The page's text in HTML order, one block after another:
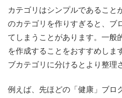
カテゴリはシンプルであること
のカテゴリを作りすぎると、ブ
てしまうことがあります。一般
を作成することをおすすめしま
ブカテゴリに分けるとより整理
例えば、先ほどの「健康」ブロ